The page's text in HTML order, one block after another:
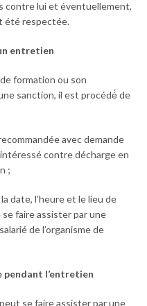
contre lui et éventuellement,
été respectée.
entretien
formation ou son
sanction, il est procédé́ de
avec demande
contre décharge en
;
date, l’heure et le lieu de
faire assister par une
de l’organisme de
pendant l’entretien
se faire assister par une